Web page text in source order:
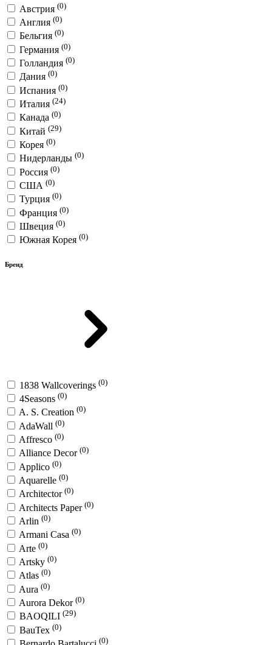
Австрия (0)
Англия (0)
Бельгия (0)
Германия (0)
Голландия (0)
Дания (0)
Испания (0)
Италия (24)
Канада (0)
Китай (29)
Корея (0)
Нидерланды (0)
Россия (0)
США (0)
Турция (0)
Франция (0)
Швеция (0)
Южная Корея (0)
Бренд
1838 Wallcoverings (0)
4Seasons (0)
A. S. Creation (0)
AdaWall (0)
Affresco (0)
Alliance Decor (0)
Applico (0)
Aquarelle (0)
Architector (0)
Architects Paper (0)
Arlin (0)
Armani Casa (0)
Arte (0)
Artsky (0)
Atlas (0)
Aura (0)
Aurora Dekor (0)
BAOQILI (29)
BauTex (0)
(0)